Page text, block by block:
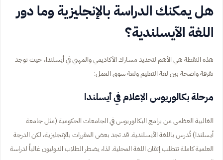
هل يمكنك الدراسة بالإنجليزية وما دور
اللغة الآيسلندية؟
هذه النقطة هي الأهم لتحديد مسارك الأكاديمي والمهني في أيسلندا، حيث توجد
تفرقة واضحة بين لغة التعليم ولغة سوق العمل:
مرحلة بكالوريوس الإعلام في أيسلندا
الغالبية العظمى من برامج البكالوريوس في الجامعات الحكومية (مثل جامعة
أيسلندا) تُدرس باللغة الآيسلندية. قد تجد بعض المقررات بالإنجليزية، لكن الدرجة
العلمية كاملة تتطلب إتقان اللغة المحلية. لذا، يضطر الطلاب الدوليون غالباً لدراسة